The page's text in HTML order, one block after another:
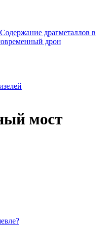
Содержание драгметаллов в
дрон
мост